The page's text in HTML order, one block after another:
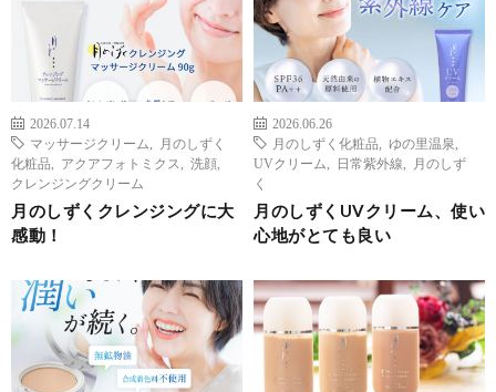
2026.07.14
マッサージクリーム
月のしずく
化粧品
アクアフォトミクス 洗顔
クレンジングクリーム
月のしずくクレンジングに大
感動！
2026.06.26
月のしずく化粧品
ゆの里温泉
UVクリーム
日常紫外線
月のしず
く
月のしずくUVクリーム、使い
心地がとても良い